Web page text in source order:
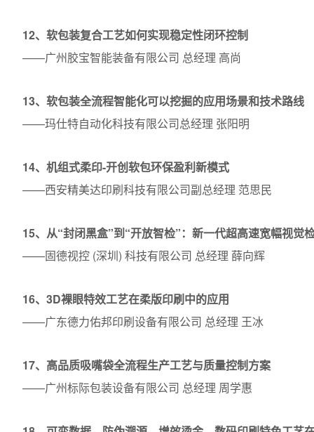
12、软包装复合工艺如何实现稳定性闭环控制
——广州胶宝智能装备有限公司 总经理 高尚
13、软包装全流程智能化可以挖掘的应用场景和技术路线
——玛仕特自动化科技有限公司总经理 张阳明
14、机组式柔印-开创软包环保盈利新模式
——西安精美达印刷科技有限公司副总经理 范思民
15、从“封闭黑盒”到“开放智检”：新一代超高速宽幅视觉
——固德视控 (深圳) 科技有限公司 总经理 薛向辉
16、3D裸眼特效工艺在柔版印刷中的应用
——广东德力佑邦印刷设备有限公司 总经理 王冰
17、高品质吸嘴袋全流程生产工艺与质量控制方案
——广州标际包装设备有限公司 总经理 周学惠